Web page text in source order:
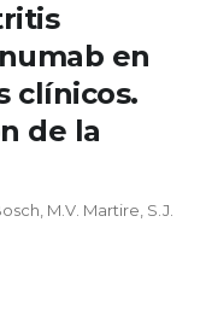
en
clínicos.
de la
M.V. Martire, S.J.